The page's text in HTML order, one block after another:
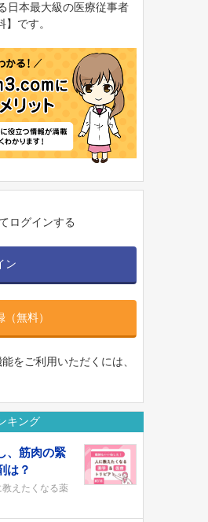
日本最大級の医療従事者
です。
ログインする
ン
無料）
をご利用いただくには、
キング
、筋肉の緊
は？
えたくなる薬